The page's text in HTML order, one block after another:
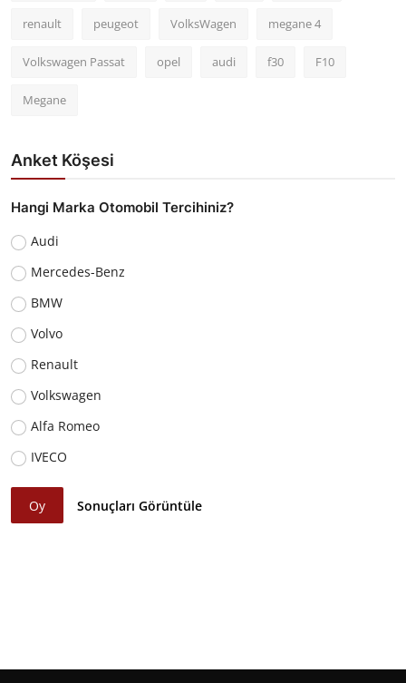
renault peugeot VolksWagen megane 4
Volkswagen Passat opel audi f30 F10
Megane
Anket Köşesi
Hangi Marka Otomobil Tercihiniz?
Audi
Mercedes-Benz
BMW
Volvo
Renault
Volkswagen
Alfa Romeo
IVECO
Oy Sonuçları Görüntüle